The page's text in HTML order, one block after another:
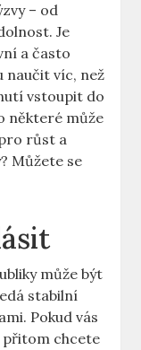
– od
Je
a často
naučit víc, než
vstoupit do
některé může
růst a
Můžete se
může být
stabilní
Pokud vás
přitom chcete